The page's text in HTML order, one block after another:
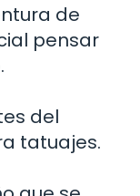
de
pensar
del
tatuajes.